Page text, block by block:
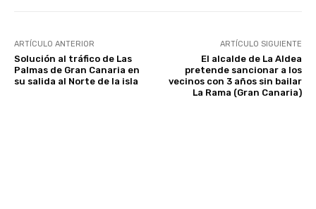
ARTÍCULO ANTERIOR
Solución al tráfico de Las
Palmas de Gran Canaria en
su salida al Norte de la isla
ARTÍCULO SIGUIENTE
El alcalde de La Aldea
pretende sancionar a los
vecinos con 3 años sin bailar
La Rama (Gran Canaria)